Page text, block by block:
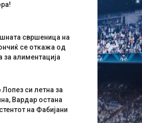
свршеница на
се откажа од
за алиментација
Лопез си летна за
Вардар остана
на Фабијани